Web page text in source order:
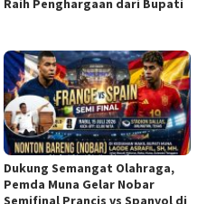
Raih Penghargaan dari Bupati
Dukung Semangat Olahraga,
Pemda Muna Gelar Nobar
Semifinal Prancis vs Spanyol di